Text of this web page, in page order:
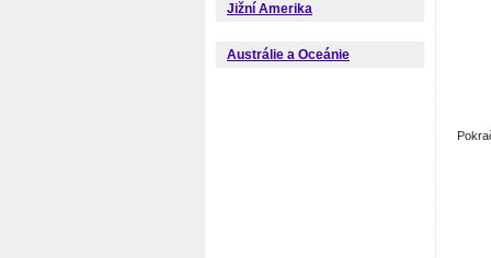
Jižní Amerika
Austrálie a Oceánie